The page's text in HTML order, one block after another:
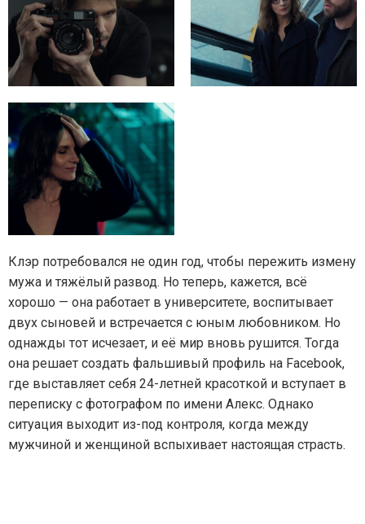
Клэр потребовался не один год, чтобы пережить измену
мужа и тяжёлый развод. Но теперь, кажется, всё
хорошо — она работает в университете, воспитывает
двух сыновей и встречается с юным любовником. Но
однажды тот исчезает, и её мир вновь рушится. Тогда
она решает создать фальшивый профиль на Facebook,
где выставляет себя 24-летней красоткой и вступает в
переписку с фотографом по имени Алекс. Однако
ситуация выходит из-под контроля, когда между
мужчиной и женщиной вспыхивает настоящая страсть.